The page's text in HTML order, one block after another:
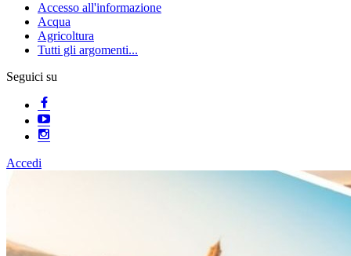
Accesso all'informazione
Acqua
Agricoltura
Tutti gli argomenti...
Seguici su
Accedi